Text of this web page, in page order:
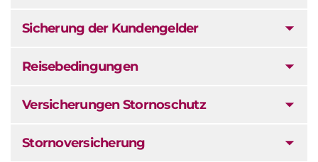
Sicherung der Kundengelder
Reisebedingungen
Versicherungen Stornoschutz
Stornoversicherung